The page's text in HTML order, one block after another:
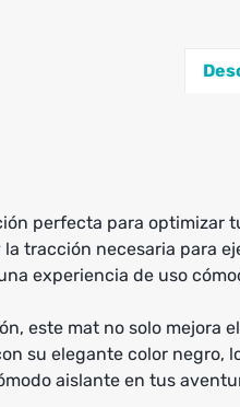
perfecta para
tracción necesaria para
experiencia de uso
este mat no solo mejora
su elegante color
aislante en tus